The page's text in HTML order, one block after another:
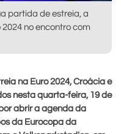
partida de estreia, a
no encontro com
na Euro 2024, Croácia e
nesta quarta-feira, 19 de
abrir a agenda da
da Eurocopa da